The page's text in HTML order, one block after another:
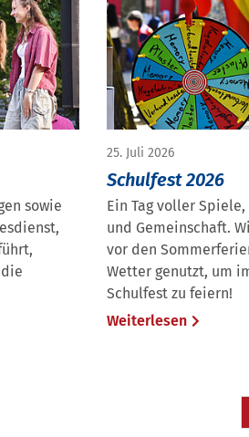
sowie
25. Juli 2026
Schulfest 2026
Ein Tag voller
und Gemeinschaft.
vor den
Wetter genutzt, um
Schulfest zu feiern!
Weiterlesen